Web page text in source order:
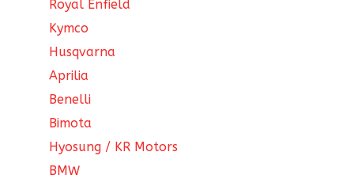
Royal Enfield
Kymco
Husqvarna
Aprilia
Benelli
Bimota
Hyosung / KR Motors
BMW